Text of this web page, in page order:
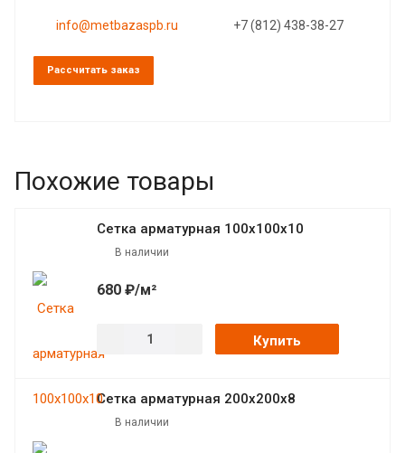
info@metbazaspb.ru +7 (812) 438-38-27
Рассчитать заказ
Похожие товары
Сетка арматурная 100х100х10
В наличии
680 ₽/м²
Купить
Сетка арматурная 200х200х8
В наличии